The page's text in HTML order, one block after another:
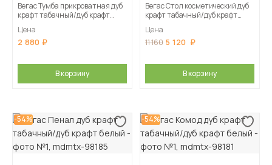
Вегас Тумба прикроватная дуб
крафт табачный/дуб крафт
Цена
2 880
В корзину
Вегас Стол косметический дуб
крафт табачный/дуб крафт
Цена
11 160 5 120
В корзину
-54% -54%